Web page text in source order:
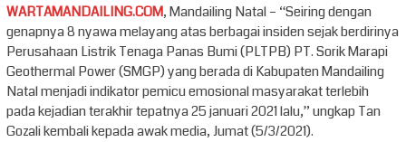
WARTAMANDAILING.COM, Mandailing Natal – “Seiring dengan
genapnya 8 nyawa melayang atas berbagai insiden sejak berdirinya
Perusahaan Listrik Tenaga Panas Bumi (PLTPB) PT. Sorik Marapi
Geothermal Power (SMGP) yang berada di Kabupaten Mandailing
Natal menjadi indikator pemicu emosional masyarakat terlebih
pada kejadian terakhir tepatnya 25 januari 2021 lalu,” ungkap Tan
Gozali kembali kepada awak media, Jumat (5/3/2021).